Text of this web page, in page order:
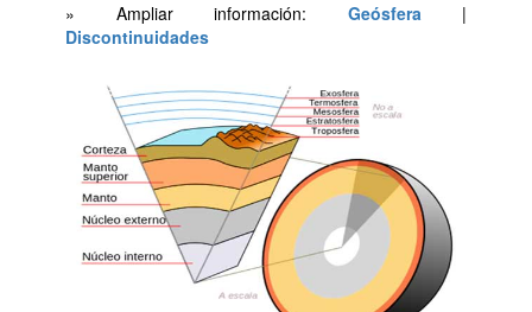
» Ampliar información: Geósfera|
Discontinuidades